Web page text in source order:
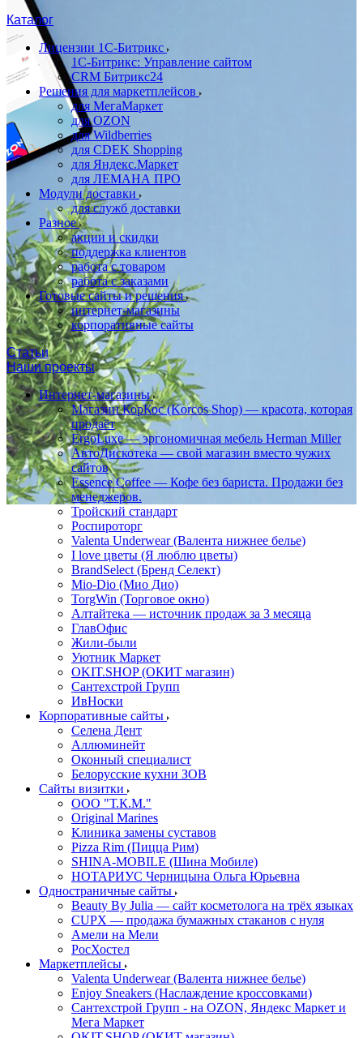
Каталог
Лицензии 1С-Битрикс
1С-Битрикс: Управление сайтом
CRM Битрикс24
Решения для маркетплейсов
для МегаМаркет
для OZON
для Wildberries
для CDEK Shopping
для Яндекс.Маркет
для ЛЕМАНА ПРО
Модули доставки
для служб доставки
Разное
акции и скидки
поддержка клиентов
работа с товаром
работа с заказами
Готовые сайты и решения
интернет-магазины
корпоративные сайты
Статьи
Наши проекты
Интернет-магазины
Магазин КорКос (Korcos Shop) — красота, которая
продаёт
ErgoLuxe — эргономичная мебель Herman Miller
АвтоДискотека — свой магазин вместо чужих
сайтов
Essence Coffee — Кофе без бариста. Продажи без
менеджеров.
Тройский стандарт
Роспироторг
Valenta Underwear (Валента нижнее белье)
I love цветы (Я люблю цветы)
BrandSelect (Бренд Селект)
Mio-Dio (Мио Дио)
TorgWin (Торговое окно)
Алтайтека — источник продаж за 3 месяца
ГлавОфис
Жили-были
Уютник Маркет
OKIT.SHOP (ОКИТ магазин)
Сантехстрой Групп
ИвНоски
Корпоративные сайты
Селена Дент
Аллюминейт
Оконный специалист
Белорусские кухни ЗОВ
Сайты визитки
ООО "Т.К.М."
Original Marines
Клиника замены суставов
Pizza Rim (Пицца Рим)
SHINA-MOBILE (Шина Мобиле)
НОТАРИУС Черницына Ольга Юрьевна
Одностраничные сайты
Beauty By Julia — сайт косметолога на трёх языках
CUPX — продажа бумажных стаканов с нуля
Амели на Мели
РосХостел
Маркетплейсы
Valenta Underwear (Валента нижнее белье)
Enjoy Sneakers (Наслаждение кроссовками)
Сантехcтрой Групп - на OZON, Яндекс Маркет и
Мега Маркет